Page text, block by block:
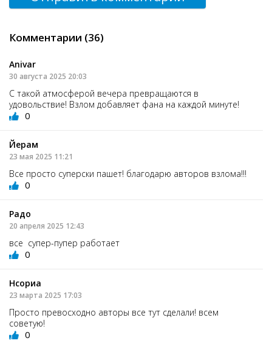
Комментарии (36)
Anivar
30 августа 2025 20:03
С такой атмосферой вечера превращаются в
удовольствие! Взлом добавляет фана на каждой минуте!
0
Йерам
23 мая 2025 11:21
Все просто суперски пашет! благодарю авторов взлома!!!
0
Радо
20 апреля 2025 12:43
все супер-пупер работает
0
Нсориа
23 марта 2025 17:03
Просто превосходно авторы все тут сделали! всем
советую!
0